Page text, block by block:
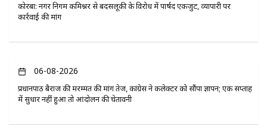
कोरबा: नगर निगम कमिश्नर से बदसलूकी के विरोध में पार्षद एकजुट, व्यापारी पर
कार्रवाई की मांग
06-08-2026
प्रधानपाठ बैराज की मरम्मत की मांग तेज, कांग्रेस ने कलेक्टर को सौंपा ज्ञापन; एक सप्ताह
में सुधार नहीं हुआ तो आंदोलन की चेतावनी